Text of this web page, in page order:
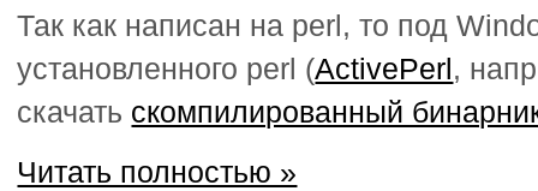
Так как написан на perl, то под
установленного perl (ActivePerl,
скачать скомпилированный
Читать полностью »